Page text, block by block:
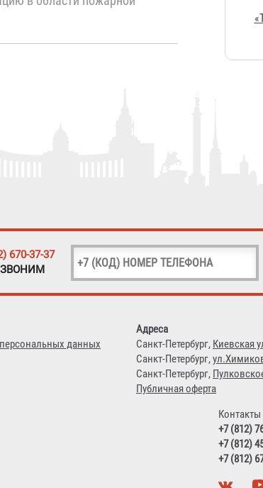
670-37-37
данных
Адреса
Санкт-Петербург, Киевская
Санкт-Петербург,
Санкт-Петербург,
Публичная оферта
Контакты
+7 (812)
+7 (812)
+7 (812)